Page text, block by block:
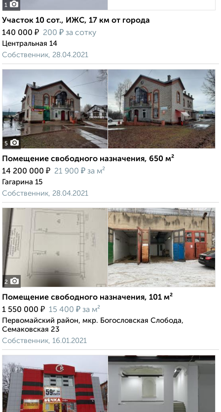
1
Участок 10 сот., ИЖС, 17 км от города
140 000 ₽ 200 ₽ за сотку
Центральная 14
Собственник, 28.04.2021
5
Помещение свободного назначения, 650 м²
14 200 000 ₽ 21 900 ₽ за м²
Гагарина 15
Собственник, 28.04.2021
2
Помещение свободного назначения, 101 м²
1 550 000 ₽ 15 400 ₽ за м²
Первомайский район, мкр. Богословская Слобода,
Семаковская 23
Собственник, 16.01.2021